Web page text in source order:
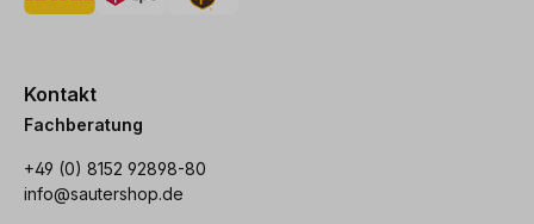
Kontakt
Fachberatung
+49 (0) 8152 92898-80
info@sautershop.de